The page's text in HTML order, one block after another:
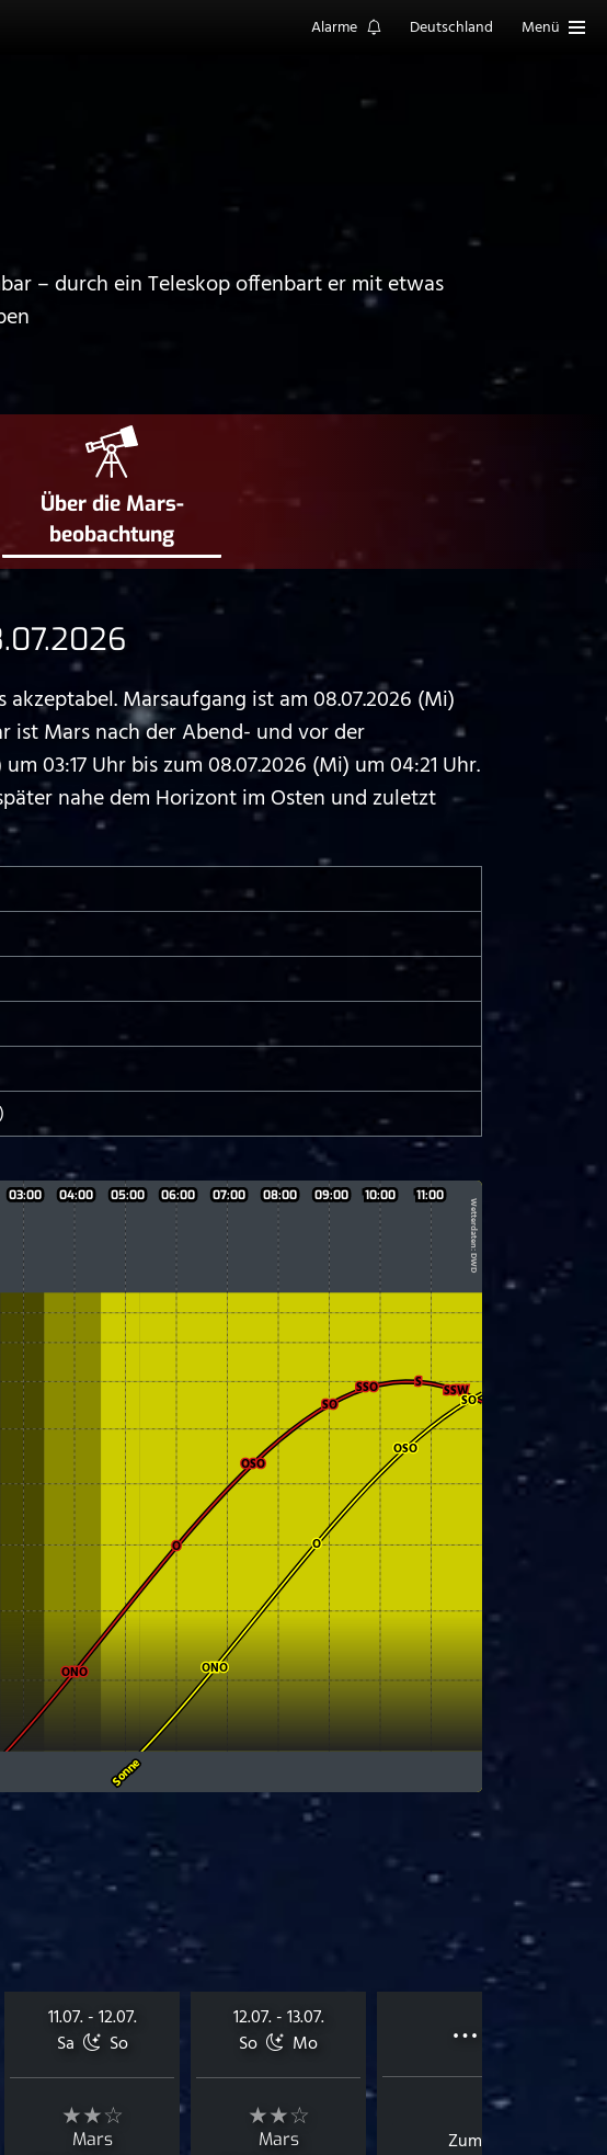
Alarme Deutschland Menü
– durch ein Teleskop offenbart er mit etwas
Über die Mars­
beobachtung
Marsaufgang ist am 08.07.2026 (Mi)
ist Mars nach der Abend- und vor der
03:17 Uhr bis zum 08.07.2026 (Mi) um 04:21 Uhr.
nahe dem Horizont im Osten und zuletzt
11.07. - 12.07.
Sa
So
★★☆
Mars
12.07. - 13.07.
So
Mo
★★☆
Mars
…
Zum